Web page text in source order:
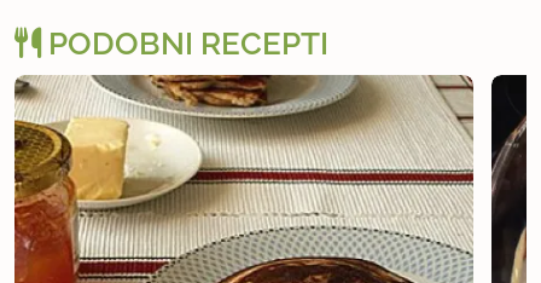
Vilina
član od 2003 600 sporočil
18.1.2009 ob 9:37
Dobre so bile! V maso sem dala žlico sladkorja, ker
smo bolj sladkosnedi. Hčerka se je še vseeno
PODOBNI RECEPTI